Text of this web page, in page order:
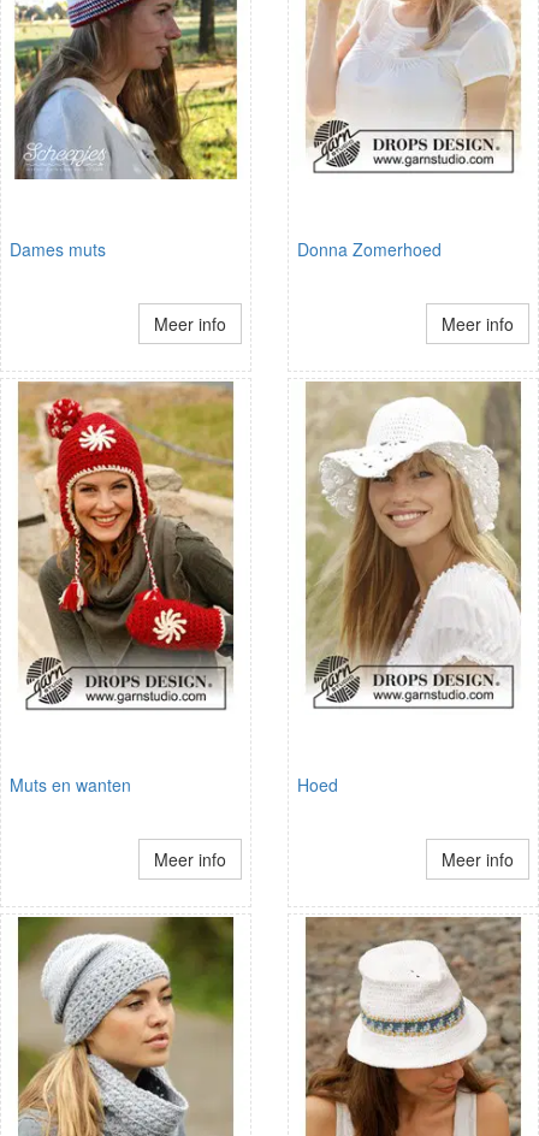
Dames muts
Meer info
Donna Zomerhoed
Meer info
Muts en wanten
Meer info
Hoed
Meer info